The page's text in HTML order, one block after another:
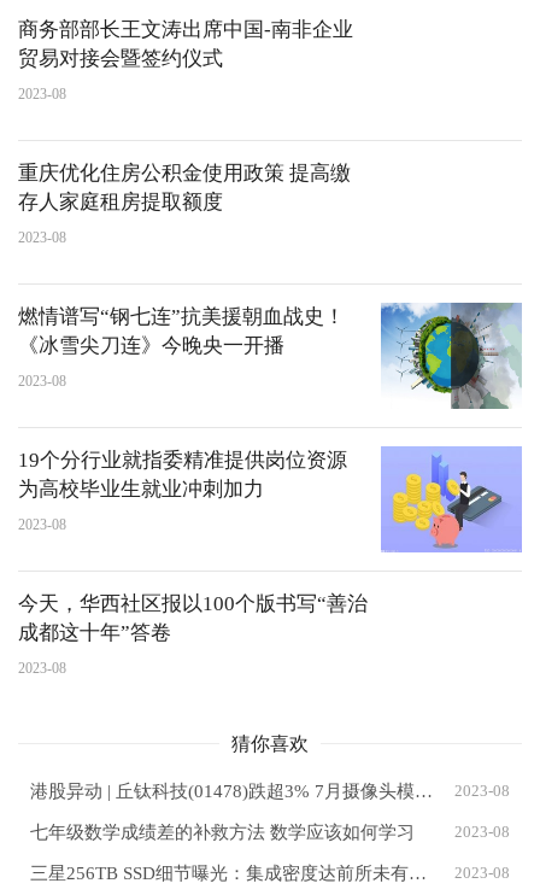
商务部部长王文涛出席中国-南非企业
贸易对接会暨签约仪式
2023-08
重庆优化住房公积金使用政策 提高缴
存人家庭租房提取额度
2023-08
燃情谱写“钢七连”抗美援朝血战史！
《冰雪尖刀连》今晚央一开播
2023-08
19个分行业就指委精准提供岗位资源
为高校毕业生就业冲刺加力
2023-08
今天，华西社区报以100个版书写“善治
成都这十年”答卷
2023-08
猜你喜欢
港股异动 | 丘钛科技(01478)跌超3% 7月摄像头模组销量同比减少16% 中金下调其今明两年盈测 2023-08
七年级数学成绩差的补救方法 数学应该如何学习 2023-08
三星256TB SSD细节曝光：集成密度达前所未有的水平 2023-08